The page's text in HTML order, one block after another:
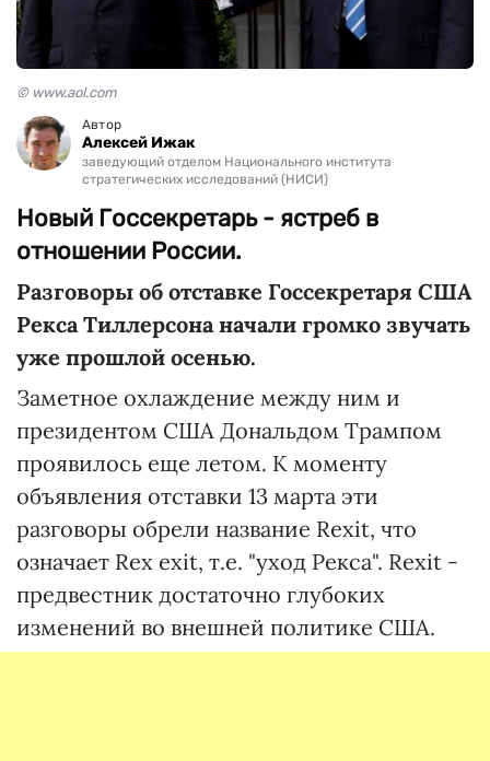
© www.aol.com
Автор
Алексей Ижак
заведующий отделом Национального института
стратегических исследований (НИСИ)
Новый Госсекретарь - ястреб в
отношении России.
Разговоры об отставке Госсекретаря США
Рекса Тиллерсона начали громко звучать
уже прошлой осенью.
Заметное охлаждение между ним и
президентом США Дональдом Трампом
проявилось еще летом. К моменту
объявления отставки 13 марта эти
разговоры обрели название Rexit, что
означает Rex exit, т.е. "уход Рекса". Rexit -
предвестник достаточно глубоких
изменений во внешней политике США.